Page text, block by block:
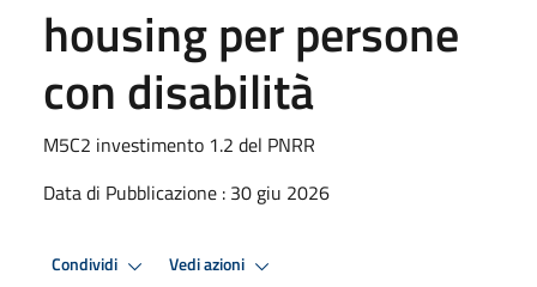
housing per persone
con disabilità
M5C2 investimento 1.2 del PNRR
Data di Pubblicazione : 30 giu 2026
Condividi Vedi azioni